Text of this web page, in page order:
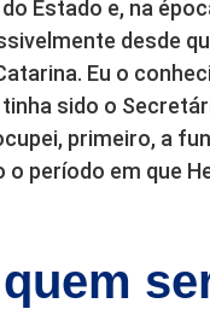
Estado e, na
desde
Eu o
sido o
primeiro, a
período em que